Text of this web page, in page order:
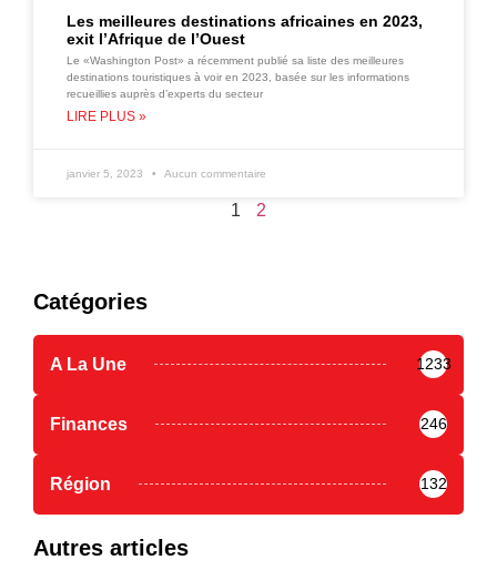
Les meilleures destinations africaines en 2023,
exit l’Afrique de l’Ouest
Le «Washington Post» a récemment publié sa liste des meilleures
destinations touristiques à voir en 2023, basée sur les informations
recueillies auprès d’experts du secteur
LIRE PLUS »
janvier 5, 2023 Aucun commentaire
1 2
Catégories
A La Une 1233
Finances 246
Région 132
Autres articles